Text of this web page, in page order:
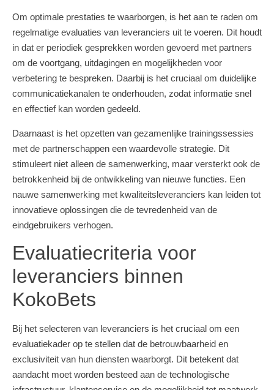
Om optimale prestaties te waarborgen, is het aan te raden om
regelmatige evaluaties van leveranciers uit te voeren. Dit houdt
in dat er periodiek gesprekken worden gevoerd met partners
om de voortgang, uitdagingen en mogelijkheden voor
verbetering te bespreken. Daarbij is het cruciaal om duidelijke
communicatiekanalen te onderhouden, zodat informatie snel
en effectief kan worden gedeeld.
Daarnaast is het opzetten van gezamenlijke trainingssessies
met de partnerschappen een waardevolle strategie. Dit
stimuleert niet alleen de samenwerking, maar versterkt ook de
betrokkenheid bij de ontwikkeling van nieuwe functies. Een
nauwe samenwerking met kwaliteitsleveranciers kan leiden tot
innovatieve oplossingen die de tevredenheid van de
eindgebruikers verhogen.
Evaluatiecriteria voor
leveranciers binnen
KokoBets
Bij het selecteren van leveranciers is het cruciaal om een
evaluatiekader op te stellen dat de betrouwbaarheid en
exclusiviteit van hun diensten waarborgt. Dit betekent dat
aandacht moet worden besteed aan de technologische